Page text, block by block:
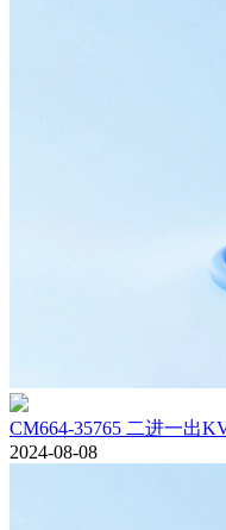
CM664-35765 二进一出
2024-08-08